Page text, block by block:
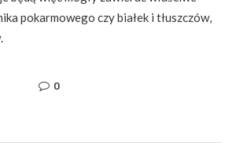
pokarmowego czy białek i tłuszczów,
0